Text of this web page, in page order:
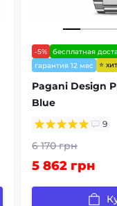
-5%
бесплатная
гарантия 12 мес
⭐
Pagani Design
Blue
9
6 170 грн
5 862 грн